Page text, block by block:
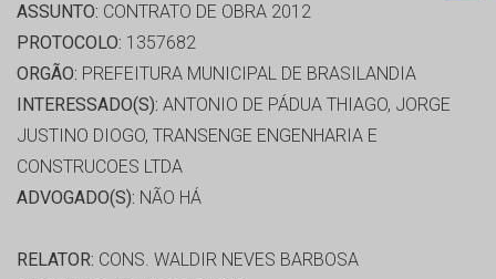
ASSUNTO: CONTRATO DE OBRA 2012
PROTOCOLO: 1357682
ORGÃO: PREFEITURA MUNICIPAL DE BRASILANDIA
INTERESSADO(S): ANTONIO DE PÁDUA THIAGO, JORGE
JUSTINO DIOGO, TRANSENGE ENGENHARIA E
CONSTRUCOES LTDA
ADVOGADO(S): NÃO HÁ
RELATOR: CONS. WALDIR NEVES BARBOSA